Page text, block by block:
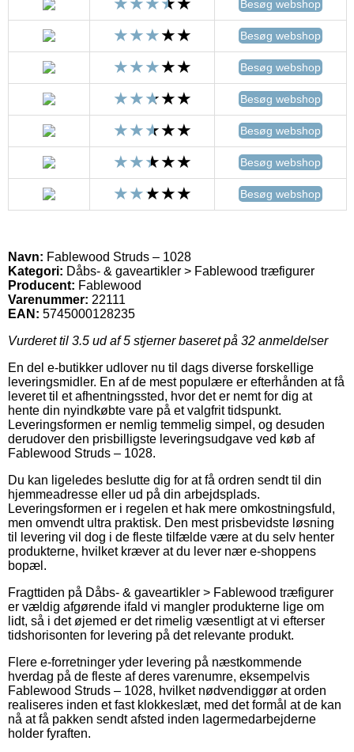
Besøg webshop
Besøg webshop
Besøg webshop
Besøg webshop
Besøg webshop
Besøg webshop
Besøg webshop
Navn: Fablewood Struds – 1028
Kategori: Dåbs- & gaveartikler > Fablewood træfigurer
Producent: Fablewood
Varenummer: 22111
EAN: 5745000128235
Vurderet til 3.5 ud af 5 stjerner baseret på 32 anmeldelser
En del e-butikker udlover nu til dags diverse forskellige
leveringsmidler. En af de mest populære er efterhånden at få
leveret til et afhentningssted, hvor det er nemt for dig at
hente din nyindkøbte vare på et valgfrit tidspunkt.
Leveringsformen er nemlig temmelig simpel, og desuden
derudover den prisbilligste leveringsudgave ved køb af
Fablewood Struds – 1028.
Du kan ligeledes beslutte dig for at få ordren sendt til din
hjemmeadresse eller ud på din arbejdsplads.
Leveringsformen er i regelen et hak mere omkostningsfuld,
men omvendt ultra praktisk. Den mest prisbevidste løsning
til levering vil dog i de fleste tilfælde være at du selv henter
produkterne, hvilket kræver at du lever nær e-shoppens
bopæl.
Fragttiden på Dåbs- & gaveartikler > Fablewood træfigurer
er vældig afgørende ifald vi mangler produkterne lige om
lidt, så i det øjemed er det rimelig væsentligt at vi efterser
tidshorisonten for levering på det relevante produkt.
Flere e-forretninger yder levering på næstkommende
hverdag på de fleste af deres varenumre, eksempelvis
Fablewood Struds – 1028, hvilket nødvendiggør at orden
realiseres inden et fast klokkeslæt, med det formål at de kan
nå at få pakken sendt afsted inden lagermedarbejderne
holder fyraften.